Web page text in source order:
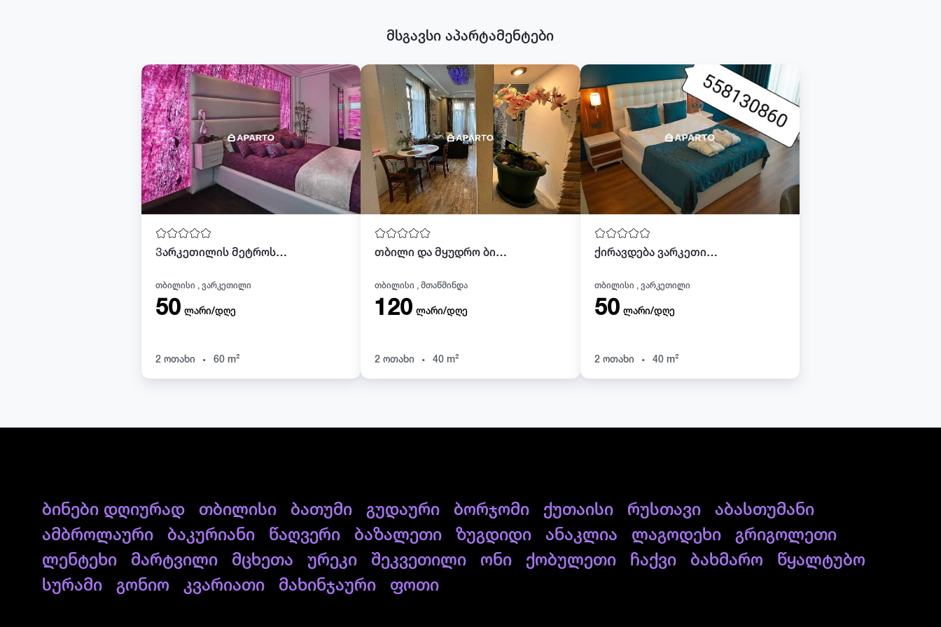
მსგავსი აპარტამენტები
Ვარკეთილის მეტროსთან ქირაბდება ბინა დღიურად და სათობრივად
თბილისი , ვარკეთილი
50 ლარი/დღე
2 ოთახი . 60 m²
თბილი და მყუდრო ბინა რუსთაველის გამზირზე
თბილისი , მთაწმინდა
120 ლარი/დღე
2 ოთახი . 40 m²
ქირავდება ვარკეთილში
თბილისი , ვარკეთილი
50 ლარი/დღე
2 ოთახი . 40 m²
ბინები დღიურად თბილისი ბათუმი გუდაური ბორჯომი ქუთაისი რუსთავი
აბასთუმანი
ამბროლაური
ბაკურიანი წაღვერი ბაზალეთი ზუგდიდი ანაკლია ლაგოდეხი
გრიგოლეთი
ლენტეხი
მარტვილი მცხეთა ურეკი შეკვეთილი ონი ქობულეთი ჩაქვი ბახმარო
წყალტუბო
სურამი
გონიო კვარიათი მახინჯაური ფოთი